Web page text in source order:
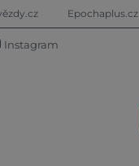
Epochaplus.cz
Instagram